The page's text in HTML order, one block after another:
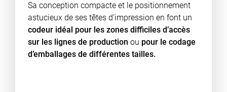
Sa conception compacte et le positionnement
astucieux de ses têtes d’impression en font un
codeur idéal pour les zones difficiles d’accès
sur les lignes de production ou pour le codage
d’emballages de différentes tailles.